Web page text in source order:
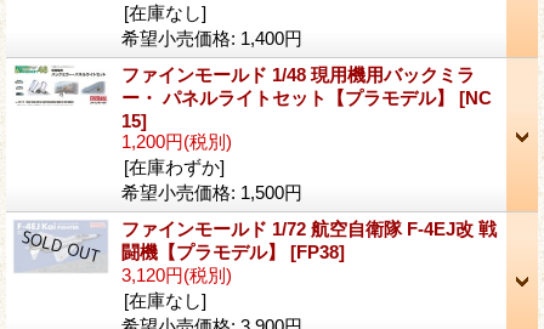
[在庫なし]
希望小売価格: 1,400円
ファインモールド 1/48 現用機用バックミラ
ー・ パネルライトセット【プラモデル】 [NC
15]
1,200円(税別)
[在庫わずか]
希望小売価格: 1,500円
ファインモールド 1/72 航空自衛隊 F-4EJ改 戦
闘機【プラモデル】 [FP38]
3,120円(税別)
[在庫なし]